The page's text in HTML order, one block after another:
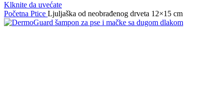
Klknite da uvećate
Početna Ptice Ljuljaška od neobrađenog drveta 12×15 cm